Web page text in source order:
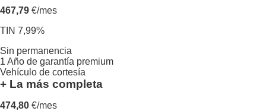
467,79 €/mes
TIN 7,99%
Sin permanencia
1 Año de garantía premium
Vehículo de cortesía
+ La más completa
474,80 €/mes